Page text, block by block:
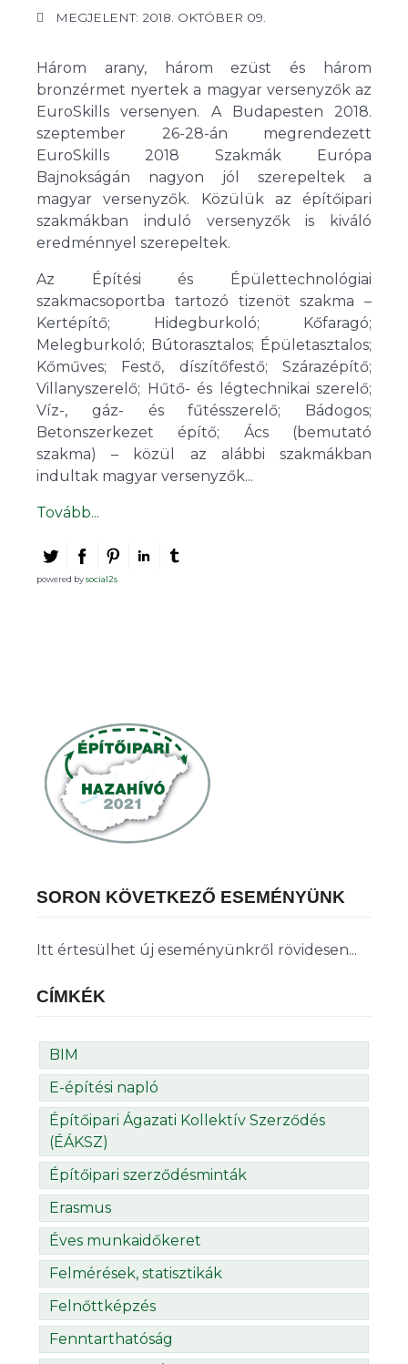
MEGJELENT: 2018. OKTÓBER 09.
Három arany, három ezüst és három
bronzérmet nyertek a magyar versenyzők az
EuroSkills versenyen. A Budapesten 2018.
szeptember 26-28-án megrendezett
EuroSkills 2018 Szakmák Európa
Bajnokságán nagyon jól szerepeltek a
magyar versenyzők. Közülük az építőipari
szakmákban induló versenyzők is kiváló
eredménnyel szerepeltek.
Az Építési és Épülettechnológiai
szakmacsoportba tartozó tizenöt szakma –
Kertépítő; Hidegburkoló; Kőfaragó;
Melegburkoló; Bútorasztalos; Épületasztalos;
Kőműves; Festő, díszítőfestő; Szárazépítő;
Villanyszerelő; Hűtő- és légtechnikai szerelő;
Víz-, gáz- és fűtésszerelő; Bádogos;
Betonszerkezet építő; Ács (bemutató
szakma) – közül az alábbi szakmákban
indultak magyar versenyzők...
Tovább...
powered bysocial2s
SORON KÖVETKEZŐ ESEMÉNYÜNK
Itt értesülhet új eseményünkről rövidesen...
CÍMKÉK
BIM
E-építési napló
Építőipari Ágazati Kollektív Szerződés
(ÉÁKSZ)
Építőipari szerződésminták
Erasmus
Éves munkaidőkeret
Felmérések, statisztikák
Felnőttképzés
Fenntarthatóság